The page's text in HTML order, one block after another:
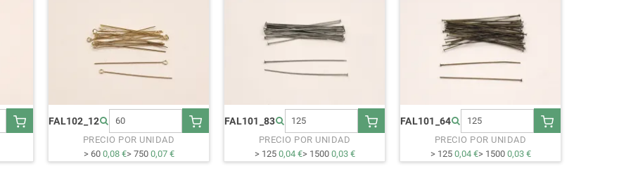
FAL102_12
PRECIO POR UNIDAD
> 60 0,08 €> 750 0,07 €
FAL101_83
PRECIO POR UNIDAD
> 125 0,04 €> 1500 0,03 €
FAL101_64
PRECIO POR UNIDAD
> 125 0,04 €> 1500 0,03 €